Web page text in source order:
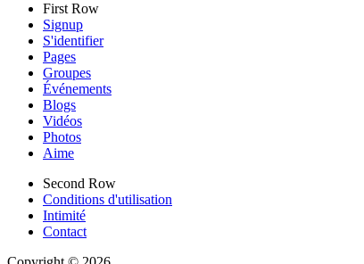
First Row
Signup
S'identifier
Pages
Groupes
Événements
Blogs
Vidéos
Photos
Aime
Second Row
Conditions d'utilisation
Intimité
Contact